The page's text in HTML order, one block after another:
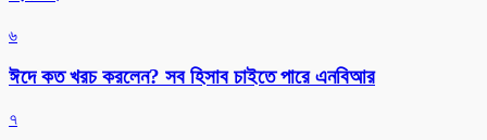
৬
ঈদে কত খরচ করলেন? সব হিসাব চাইতে পারে এনবিআর
৭